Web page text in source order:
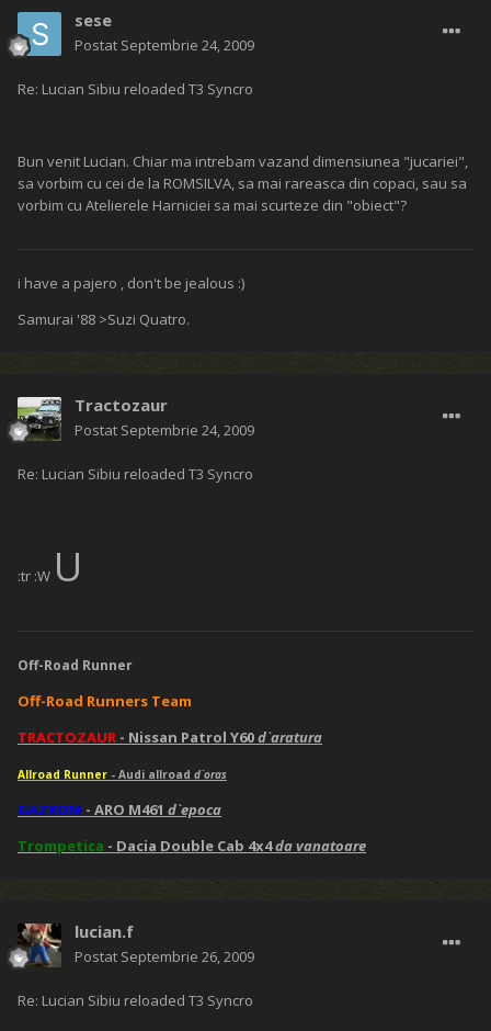
sese
Postat Septembrie 24, 2009
Re: Lucian Sibiu reloaded T3 Syncro
Bun venit Lucian. Chiar ma intrebam vazand dimensiunea "jucariei",
sa vorbim cu cei de la ROMSILVA, sa mai rareasca din copaci, sau sa
vorbim cu Atelierele Harniciei sa mai scurteze din "obiect"?
i have a pajero , don't be jealous :)
Samurai '88 >Suzi Quatro.
Tractozaur
Postat Septembrie 24, 2009
Re: Lucian Sibiu reloaded T3 Syncro
:tr :W U
Off-Road Runner
Off-Road Runners Team
TRACTOZAUR - Nissan Patrol Y60d`aratura
Allroad Runner - Audi allroad d`oras
GAZROM - ARO M461 d`epoca
Trompetica - Dacia Double Cab 4x4da vanatoare
lucian.f
Postat Septembrie 26, 2009
Re: Lucian Sibiu reloaded T3 Syncro